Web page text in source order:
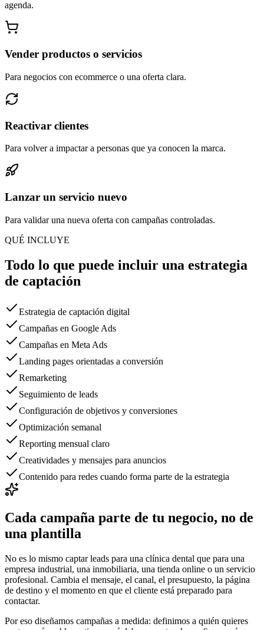
agenda.
Vender productos o servicios
Para negocios con ecommerce o una oferta clara.
Reactivar clientes
Para volver a impactar a personas que ya conocen la marca.
Lanzar un servicio nuevo
Para validar una nueva oferta con campañas controladas.
QUÉ INCLUYE
Todo lo que puede incluir una estrategia
de captación
Estrategia de captación digital
Campañas en Google Ads
Campañas en Meta Ads
Landing pages orientadas a conversión
Remarketing
Seguimiento de leads
Configuración de objetivos y conversiones
Optimización semanal
Reporting mensual claro
Creatividades y mensajes para anuncios
Contenido para redes cuando forma parte de la estrategia
Cada campaña parte de tu negocio, no de
una plantilla
No es lo mismo captar leads para una clínica dental que para una
empresa industrial, una inmobiliaria, una tienda online o un servicio
profesional. Cambia el mensaje, el canal, el presupuesto, la página
de destino y el momento en que el cliente está preparado para
contactar.
Por eso diseñamos campañas a medida: definimos a quién quieres